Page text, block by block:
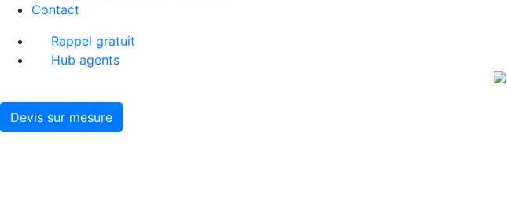
Contact
Rappel gratuit
Hub agents
Devis sur mesure